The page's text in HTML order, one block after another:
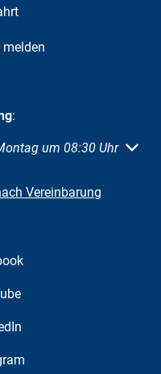
melden
:
Schließzeiten
um 08:30 Uhr
Vereinbarung